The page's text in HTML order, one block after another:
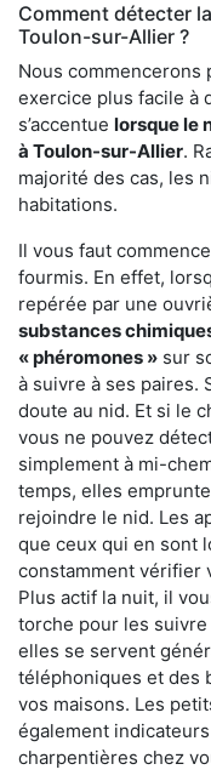
Comment détecter
Toulon-sur-Allier ?
Nous commencerons
exercice plus facile à
s’accentue lorsque le
à Toulon-sur-Allier.
majorité des cas, les
habitations.
Il vous faut
fourmis. En effet,
repérée par une
substances
« phéromones » sur
à suivre à ses paires.
doute au nid. Et si le
vous ne pouvez
simplement à mi-
temps, elles
rejoindre le nid. Les
que ceux qui en sont
constamment vérifier
Plus actif la nuit, il
torche pour les
elles se servent
téléphoniques et des
vos maisons. Les
également
charpentières chez